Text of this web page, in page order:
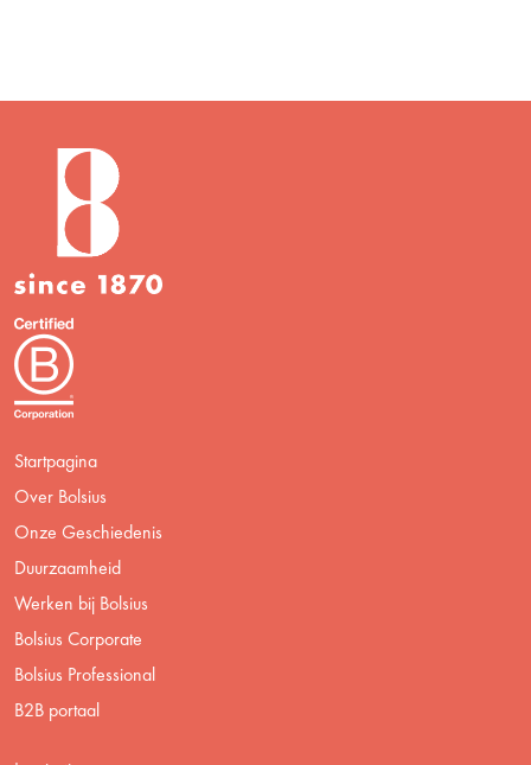
Startpagina
Over Bolsius
Onze Geschiedenis
Duurzaamheid
Werken bij Bolsius
Bolsius Corporate
Bolsius Professional
B2B portaal